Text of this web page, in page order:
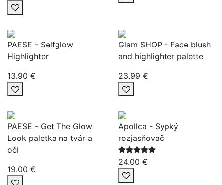
PAESE - Selfglow
Highlighter
13.90 €
Glam SHOP - Face blush
and highlighter palette
23.99 €
PAESE - Get The Glow
Look paletka na tvár a
oči
19.00 €
Apollca - Sypký
rozjasňovač
24.00 €